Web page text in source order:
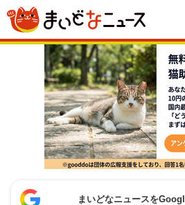
まいどなニュースを